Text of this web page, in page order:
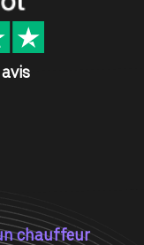
avis
chauffeur